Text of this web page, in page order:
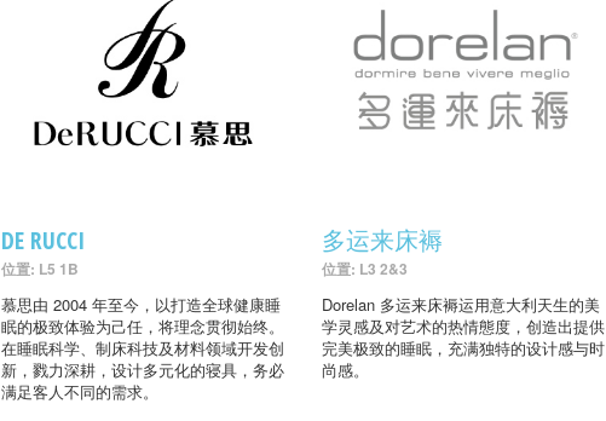
DE RUCCI
位置: L5 1B
慕思由 2004 年至今，以打造全球健康睡
眠的极致体验为己任，将理念贯彻始终。
在睡眠科学、制床科技及材料领域开发创
新，戮力深耕，设计多元化的寝具，务必
满足客人不同的需求。
多运来床褥
位置: L3 2&3
Dorelan 多运来床褥运用意大利天生的美
学灵感及对艺术的热情態度，创造出提供
完美极致的睡眠，充满独特的设计感与时
尚感。